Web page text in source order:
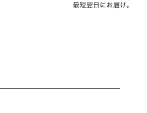
最短翌日にお届け。